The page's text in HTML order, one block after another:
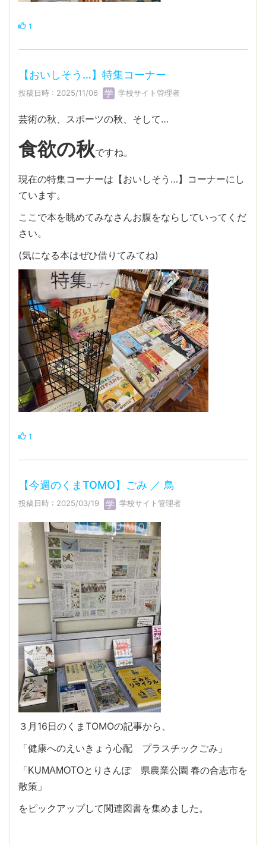
1
【おいしそう…】特集コーナー
投稿日時 : 2025/11/06 学校サイト管理者
芸術の秋、スポーツの秋、そして…
食欲の秋ですね。
現在の特集コーナーは【おいしそう…】コーナーにし
ています。
ここで本を眺めてみなさんお腹をならしていってくだ
さい。
(気になる本はぜひ借りてみてね)
1
【今週のくまTOMO】ごみ ／ 鳥
投稿日時 : 2025/03/19 学校サイト管理者
３月16日のくまTOMOの記事から、
「健康へのえいきょう心配 プラスチックごみ」
「KUMAMOTOとりさんぽ 県農業公園 春の合志市を
散策」
をピックアップして関連図書を集めました。